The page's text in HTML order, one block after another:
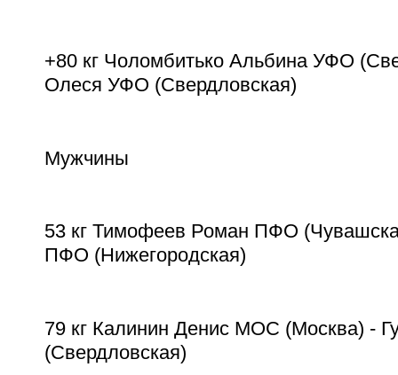
+80 кг Чоломбитько Альбина УФО
Олеся УФО (Свердловская)
Мужчины
53 кг Тимофеев Роман ПФО
ПФО (Нижегородская)
79 кг Калинин Денис МОС (Москва) -
(Свердловская)